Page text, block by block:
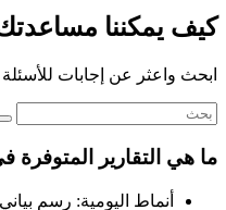
كيف يمكننا
ابحث واعثر عن إجابات
ما هي التقارير المتوفرة